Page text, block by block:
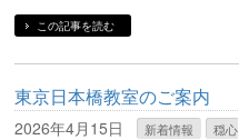
この記事を読む
東京日本橋教室のご案内
2026年4月15日 新着情報
穏心